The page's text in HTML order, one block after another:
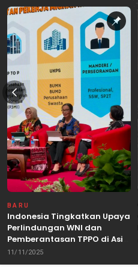
BARU
Indonesia Tingkatkan Upaya
Perlindungan WNI dan
Pemberantasan TPPO di Asia
Tenggara
11/11/2025